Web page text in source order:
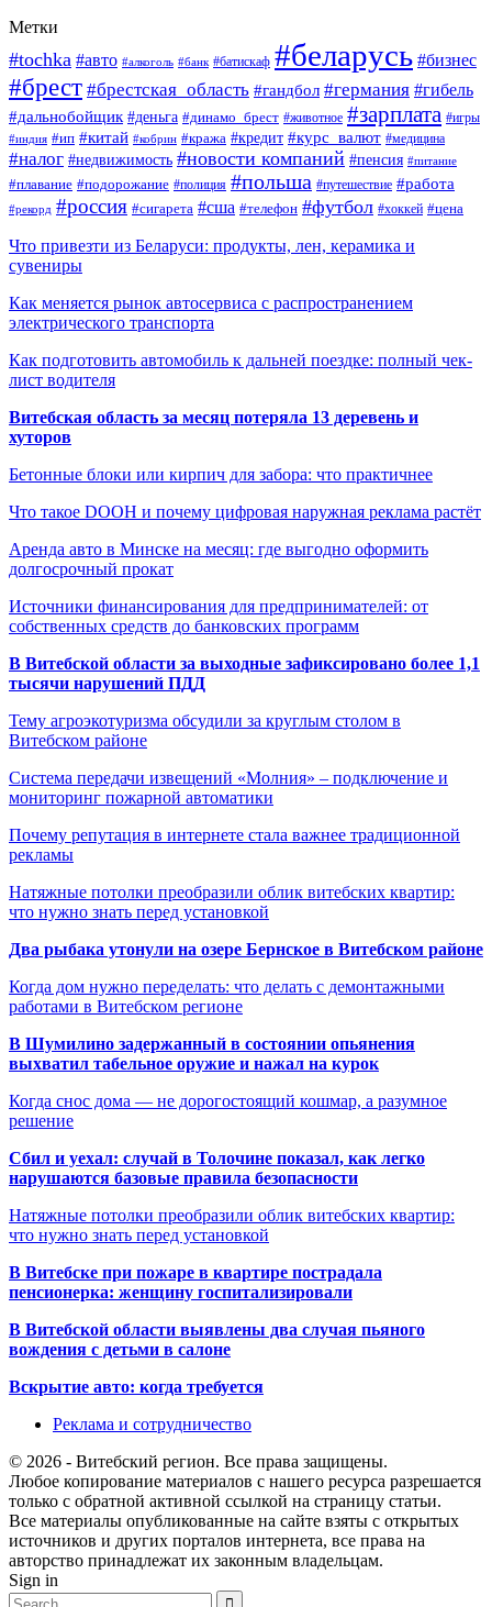
Метки
#tochka #авто #алкоголь #банк #батискаф #беларусь #бизнес
#брест #брестская_область #гандбол #германия #гибель
#дальнобойщик #деньга #динамо_брест #животное #зарплата #игры
#индия #ип #китай #кобрин #кража #кредит #курс_валют #медицина
#налог #недвижимость #новости компаний #пенсия #питание
#плавание #подорожание #полиция #польша #путешествие #работа
#рекорд #россия #сигарета #сша #телефон #футбол #хоккей #цена
Что привезти из Беларуси: продукты, лен, керамика и
сувениры
Как меняется рынок автосервиса с распространением
электрического транспорта
Как подготовить автомобиль к дальней поездке: полный чек-
лист водителя
Витебская область за месяц потеряла 13 деревень и
хуторов
Бетонные блоки или кирпич для забора: что практичнее
Что такое DOOH и почему цифровая наружная реклама растёт
Аренда авто в Минске на месяц: где выгодно оформить
долгосрочный прокат
Источники финансирования для предпринимателей: от
собственных средств до банковских программ
В Витебской области за выходные зафиксировано более 1,1
тысячи нарушений ПДД
Тему агроэкотуризма обсудили за круглым столом в
Витебском районе
Система передачи извещений «Молния» – подключение и
мониторинг пожарной автоматики
Почему репутация в интернете стала важнее традиционной
рекламы
Натяжные потолки преобразили облик витебских квартир:
что нужно знать перед установкой
Два рыбака утонули на озере Бернское в Витебском районе
Когда дом нужно переделать: что делать с демонтажными
работами в Витебском регионе
В Шумилино задержанный в состоянии опьянения
выхватил табельное оружие и нажал на курок
Когда снос дома — не дорогостоящий кошмар, а разумное
решение
Сбил и уехал: случай в Толочине показал, как легко
нарушаются базовые правила безопасности
Натяжные потолки преобразили облик витебских квартир:
что нужно знать перед установкой
В Витебске при пожаре в квартире пострадала
пенсионерка: женщину госпитализировали
В Витебской области выявлены два случая пьяного
вождения с детьми в салоне
Вскрытие авто: когда требуется
Реклама и сотрудничество
© 2026 - Витебский регион. Все права защищены.
Любое копирование материалов с нашего ресурса разрешается
только с обратной активной ссылкой на страницу статьи.
Все материалы опубликованные на сайте взяты с открытых
источников и других порталов интернета, все права на
авторство принадлежат их законным владельцам.
Sign in